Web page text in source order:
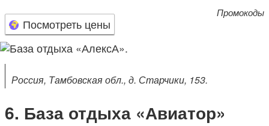
Посмотреть цены
Промокоды
Россия, Тамбовская обл., д. Старчики, 153.
База отдыха «Авиатор»